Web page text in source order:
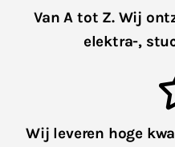
Van A tot Z. Wij
elektra-,
Wij leveren hoge